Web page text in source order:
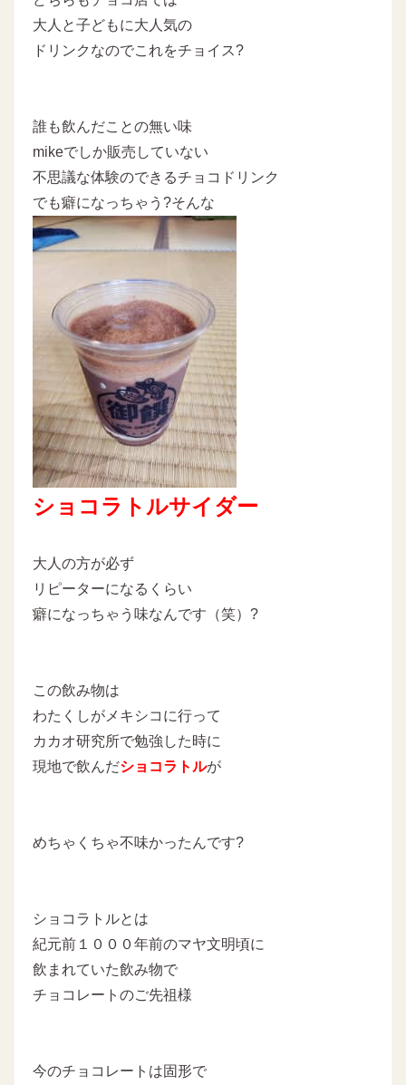
大人と子どもに大人気の
ドリンクなのでこれをチョイス?
誰も飲んだことの無い味
mikeでしか販売していない
不思議な体験のできるチョコドリンク
でも癖になっちゃう?そんな
ショコラトルサイダー
大人の方が必ず
リピーターになるくらい
癖になっちゃう味なんです（笑）?
この飲み物は
わたくしがメキシコに行って
カカオ研究所で勉強した時に
現地で飲んだショコラトルが
めちゃくちゃ不味かったんです?
ショコラトルとは
紀元前１０００年前のマヤ文明頃に
飲まれていた飲み物で
チョコレートのご先祖様
今のチョコレートは固形で